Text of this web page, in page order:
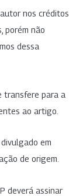
nos créditos
porém não
dessa
transfere para a
ao artigo.
em
de origem.
deverá assinar